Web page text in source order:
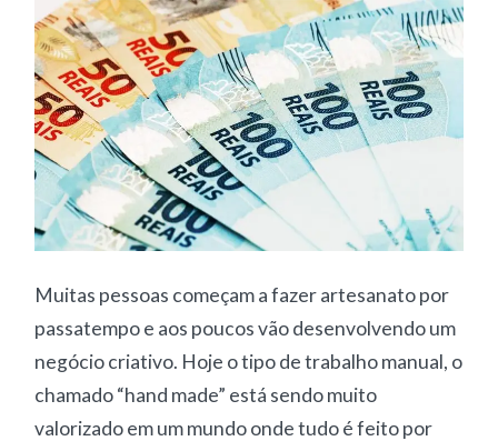
Muitas pessoas começam a fazer artesanato por
passatempo e aos poucos vão desenvolvendo um
negócio criativo. Hoje o tipo de trabalho manual, o
chamado “hand made” está sendo muito
valorizado em um mundo onde tudo é feito por